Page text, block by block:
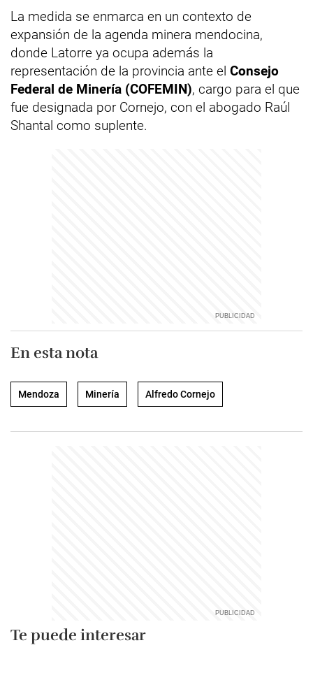
La medida se enmarca en un contexto de
expansión de la agenda minera mendocina,
donde Latorre ya ocupa además la
representación de la provincia ante el Consejo
Federal de Minería (COFEMIN), cargo para el que
fue designada por Cornejo, con el abogado Raúl
Shantal como suplente.
En esta nota
Mendoza Minería Alfredo Cornejo
Te puede interesar